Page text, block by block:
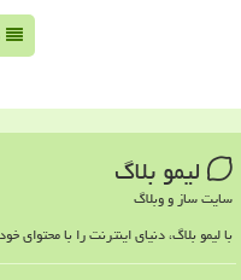
لیمو بلاگ
سایت ساز و وبلاگ
با لیمو بلاگ، دنیای اینترنت را با محتوای